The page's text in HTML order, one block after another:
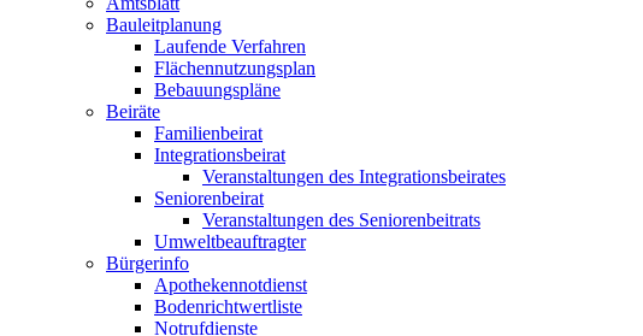
Bauleitplanung
Laufende Verfahren
Flächennutzungsplan
Bebauungspläne
Beiräte
Familienbeirat
Integrationsbeirat
Veranstaltungen des Integrationsbeirates
Seniorenbeirat
Veranstaltungen des Seniorenbeitrats
Umweltbeauftragter
Bürgerinfo
Apothekennotdienst
Bodenrichtwertliste
Notrufdienste